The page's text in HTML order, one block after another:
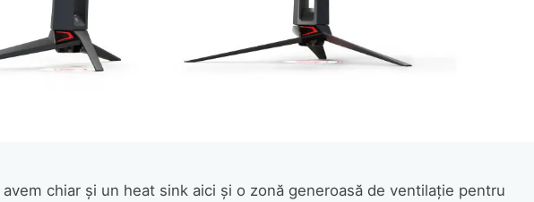
chiar şi un heat sink aici şi o zonă generoasă de ventilaţie pentru